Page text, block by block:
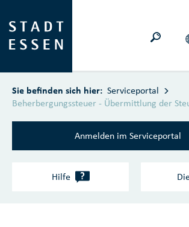
Sie befinden sich hier: Serviceportal
Beherbergungssteuer - Übermittlung der
Anmelden im Serviceportal
Hilfe ?